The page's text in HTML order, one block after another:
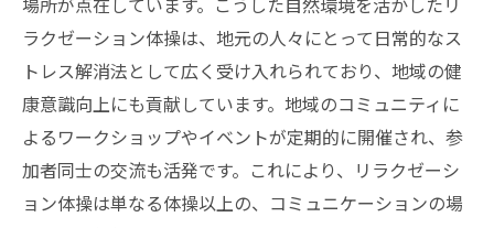
方
自然環境が健康に与える影響
リラクゼーション体操で心と体をリフレッシュ
する方法
初めてのリラクゼーション体操のステップ
気軽に始められる体操の紹介
ラクゼーション体操は、地元の人々にとって日常的なス
トレス解消法として広く受け入れられており、地域の健
康意識向上にも貢献しています。地域のコミュニティに
よるワークショップやイベントが定期的に開催され、参
加者同士の交流も活発です。これにより、リラクゼーシ
ョン体操は単なる体操以上の、コミュニケーションの場